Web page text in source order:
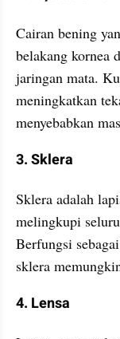
Cairan bening
belakang kornea
jaringan mata.
meningkatkan
menyebabkan
3. Sklera
Sklera adalah
melingkupi
Berfungsi
sklera
4. Lensa